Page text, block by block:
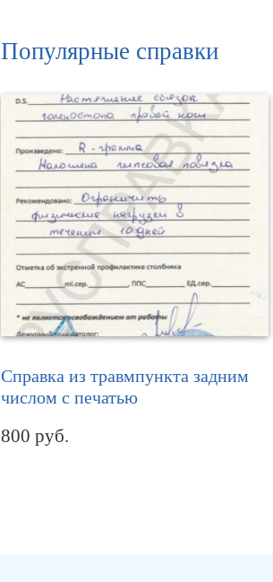
Популярные справки
Справка из травмпункта задним
числом с печатью
800 руб.